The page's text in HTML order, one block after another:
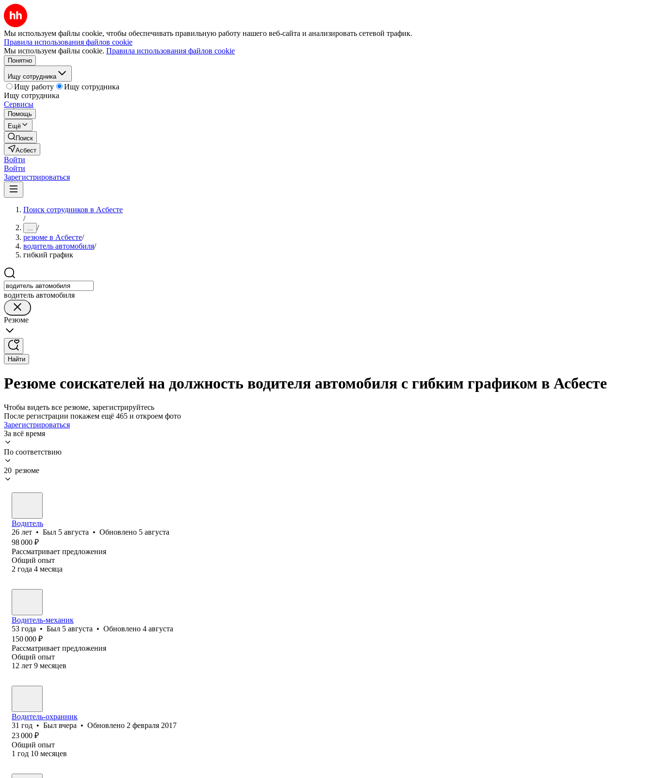
Мы используем файлы cookie, чтобы обеспечивать правильную работу нашего веб-сайта и анализировать сетевой трафик.
Правила использования файлов cookie
Мы используем файлы cookie. Правила использования файлов cookie
Понятно
Ищу сотрудника
Ищу работу
Ищу сотрудника
Ищу сотрудника
Сервисы
Помощь
Ещё
Поиск
Асбест
Войти
Войти
Зарегистрироваться
Поиск сотрудников в Асбесте
/
... /
резюме в Асбесте/
водитель автомобиля/
гибкий график
водитель автомобиля
Резюме
Найти
Резюме соискателей на должность водителя автомобиля с гибким графиком в Асбесте
Чтобы видеть все резюме, зарегистрируйтесь
После регистрации покажем ещё 465 и откроем фото
Зарегистрироваться
За всё время
По соответствию
20 резюме
Водитель
26 лет • Был 5 августа • Обновлено 5 августа
98 000 ₽
Рассматривает предложения
Общий опыт
2 года 4 месяца
Водитель-механик
53 года • Был 5 августа • Обновлено 4 августа
150 000 ₽
Рассматривает предложения
Общий опыт
12 лет 9 месяцев
Водитель-охранник
31 год • Был вчера • Обновлено 2 февраля 2017
23 000 ₽
Общий опыт
1 год 10 месяцев